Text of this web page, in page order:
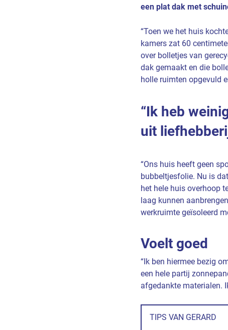
een plat dak met
“Toen we het huis
kamers zat 60
over bolletjes van
dak gemaakt en die
holle ruimten opgevuld
Ik heb
uit
“Ons huis heeft geen
bubbeltjesfolie. Nu is
het hele huis overhoop
laag kunnen
werkruimte geïsoleerd
Voelt goed
“Ik ben hiermee bezig
een hele partij
afgedankte materialen.
TIPS VAN GERARD